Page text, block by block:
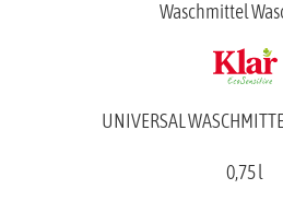
UNIVERSAL
0,75 l